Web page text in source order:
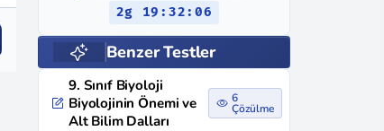
2g 19:32:05
Benzer Testler
9. Sınıf Biyoloji
Biyolojinin Önemi ve
Alt Bilim Dalları
6
Çözülme